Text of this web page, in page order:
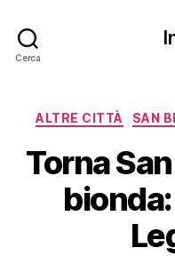
Cerca
ALTRE CITTÀ SAN
Torna